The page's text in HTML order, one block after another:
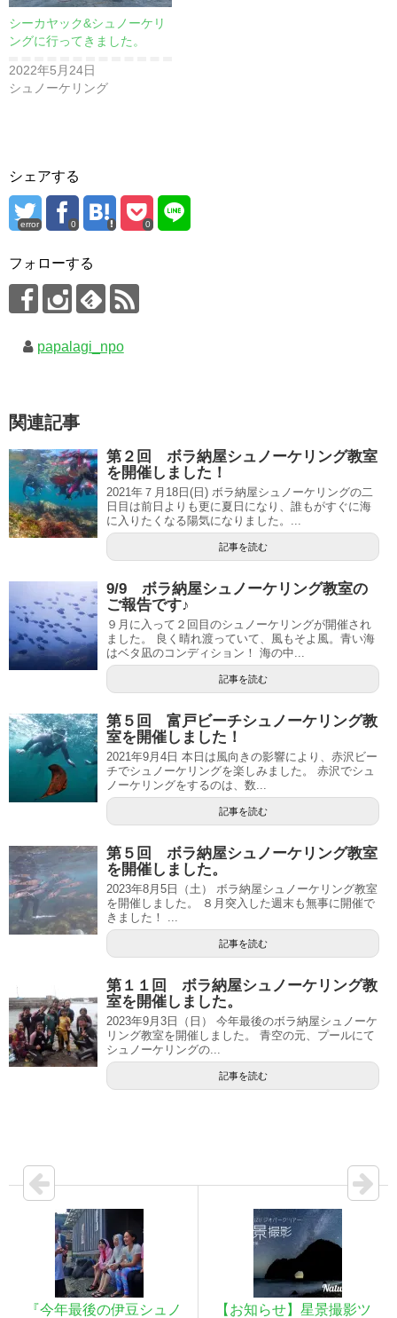
シーカヤック&シュノーケリ
ングに行ってきました。
2022年5月24日
シュノーケリング
シェアする
error 0 0
フォローする
papalagi_npo
関連記事
第２回 ボラ納屋シュノーケリング教室
を開催しました！
2021年７月18日(日) ボラ納屋シュノーケリングの二
日目は前日よりも更に夏日になり、誰もがすぐに海
に入りたくなる陽気になりました。...
記事を読む
9/9 ボラ納屋シュノーケリング教室の
ご報告です♪
９月に入って２回目のシュノーケリングが開催され
ました。 良く晴れ渡っていて、風もそよ風。青い海
はベタ凪のコンディション！ 海の中...
記事を読む
第５回 富戸ビーチシュノーケリング教
室を開催しました！
2021年9月4日 本日は風向きの影響により、赤沢ビー
チでシュノーケリングを楽しみました。 赤沢でシュ
ノーケリングをするのは、数...
記事を読む
第５回 ボラ納屋シュノーケリング教室
を開催しました。
2023年8月5日（土） ボラ納屋シュノーケリング教室
を開催しました。 ８月突入した週末も無事に開催で
きました！ ...
記事を読む
第１１回 ボラ納屋シュノーケリング教
室を開催しました。
2023年9月3日（日） 今年最後のボラ納屋シュノーケ
リング教室を開催しました。 青空の元、プールにて
シュノーケリングの...
記事を読む
『今年最後の伊豆シュノ
【お知らせ】星景撮影ツ